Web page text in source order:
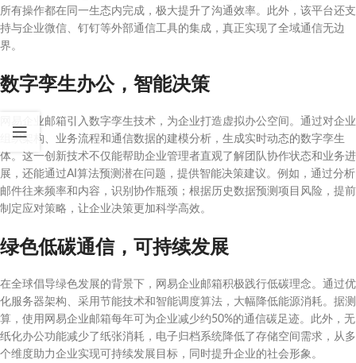
所有操作都在同一生态内完成，极大提升了沟通效率。此外，该平台还支
持与企业微信、钉钉等外部通信工具的集成，真正实现了全域通信无边
界。
数字孪生办公，智能决策
网易企业邮箱引入数字孪生技术，为企业打造虚拟办公空间。通过对企业
组织架构、业务流程和通信数据的建模分析，生成实时动态的数字孪生
体。这一创新技术不仅能帮助企业管理者直观了解团队协作状态和业务进
展，还能通过AI算法预测潜在问题，提供智能决策建议。例如，通过分析
邮件往来频率和内容，识别协作瓶颈；根据历史数据预测项目风险，提前
制定应对策略，让企业决策更加科学高效。
绿色低碳通信，可持续发展
在全球倡导绿色发展的背景下，网易企业邮箱积极践行低碳理念。通过优
化服务器架构、采用节能技术和智能调度算法，大幅降低能源消耗。据测
算，使用网易企业邮箱每年可为企业减少约50%的通信碳足迹。此外，无
纸化办公功能减少了纸张消耗，电子归档系统降低了存储空间需求，从多
个维度助力企业实现可持续发展目标，同时提升企业的社会形象。